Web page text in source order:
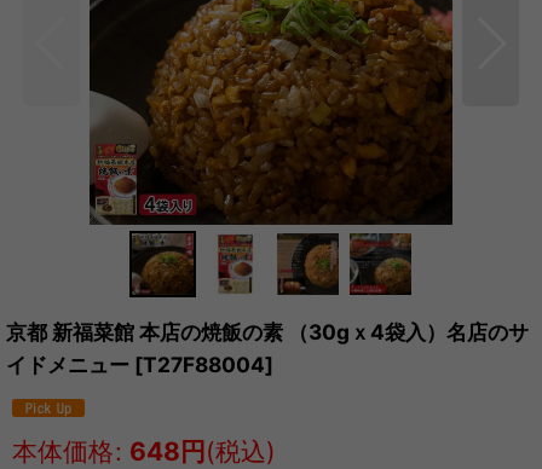
京都 新福菜館 本店の焼飯の素 （30gｘ4袋入）名店のサ
イドメニュー [T27F88004]
本体価格: 648 円 (税込)